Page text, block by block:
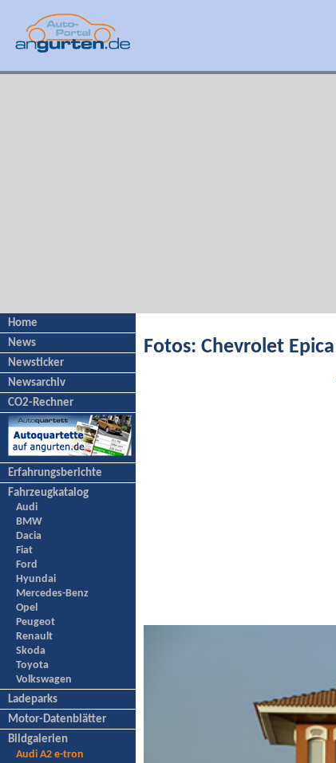
Home
News
Newsticker
Newsarchiv
CO2-Rechner
Erfahrungsberichte
Fahrzeugkatalog
Audi
BMW
Dacia
Fiat
Ford
Hyundai
Mercedes-Benz
Opel
Peugeot
Renault
Skoda
Toyota
Volkswagen
Ladeparks
Motor-Datenblätter
Bildgalerien
Audi A2 e-tron
Fotos: Chevrolet Epica